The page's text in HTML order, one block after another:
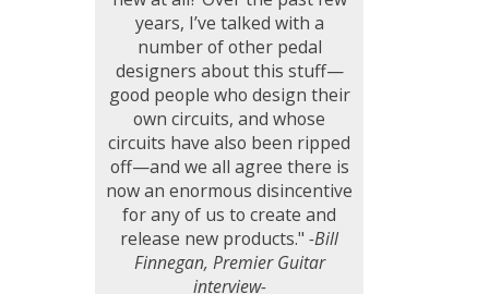
years, I’ve talked with a
number of other pedal
designers about this stuff—
good people who design their
own circuits, and whose
circuits have also been ripped
off—and we all agree there is
now an enormous disincentive
for any of us to create and
release new products."-Bill
Finnegan, Premier Guitar
interview-